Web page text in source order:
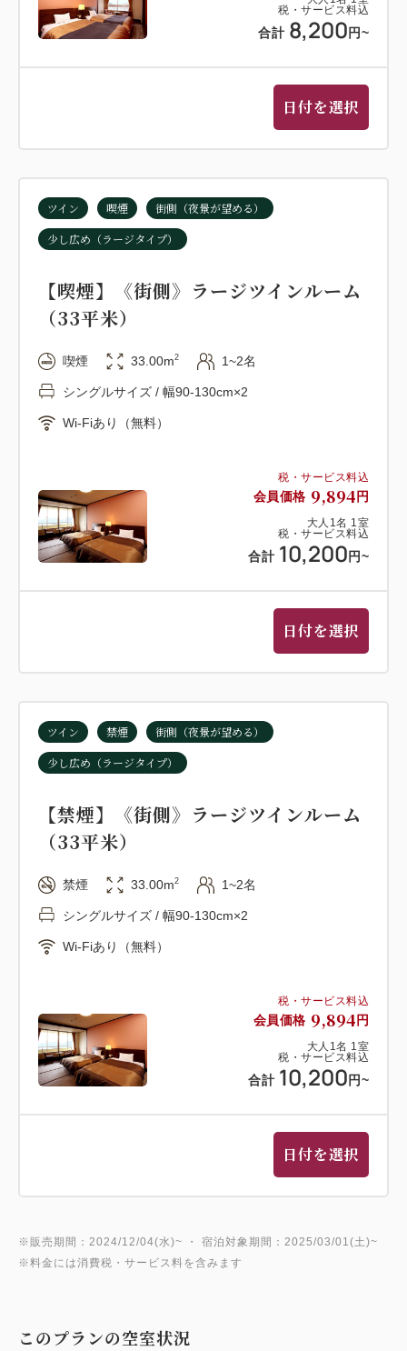
税・サービス料込
合計 8,200 円~
日付を選択
税・サービス料込
会員価格 9,894 円
大人 1名 1室
税・サービス料込
合計 10,200 円~
ツイン 喫煙
街側（夜景が望める）
少し広め（ラージタイプ）
【喫煙】《街側》ラージツインルーム
（33平米）
喫煙 33.00m2 1~2名
シングルサイズ / 幅90-130cm×2
Wi-Fiあり（無料）
日付を選択
税・サービス料込
会員価格 9,894 円
大人 1名 1室
税・サービス料込
合計 10,200 円~
ツイン 禁煙
街側（夜景が望める）
少し広め（ラージタイプ）
【禁煙】《街側》ラージツインルーム
（33平米）
禁煙 33.00m2 1~2名
シングルサイズ / 幅90-130cm×2
Wi-Fiあり（無料）
日付を選択
※販売期間：2024/12/04(水)~ ・ 宿泊対象期間：2025/03/01(土)~
※料金には消費税・サービス料を含みます
このプランの空室状況